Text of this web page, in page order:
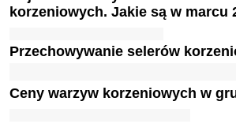
korzeniowych. Jakie są w marcu
Przechowywanie selerów
Ceny warzyw korzeniowych w